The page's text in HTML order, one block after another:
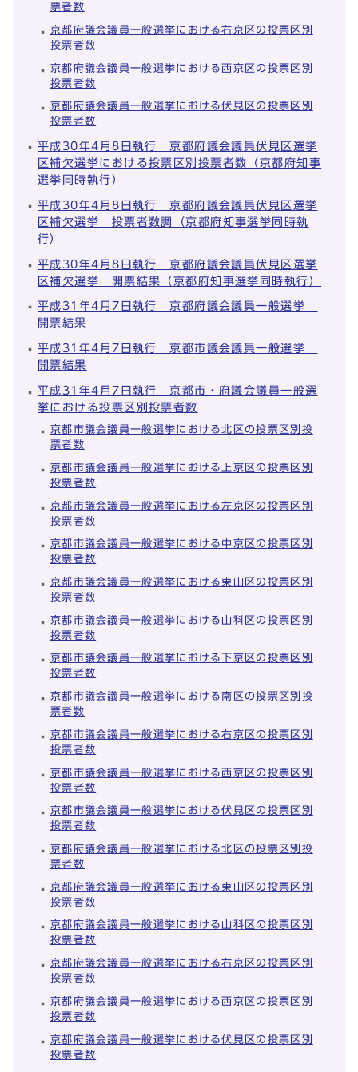
票者数
京都府議会議員一般選挙における右京区の投票区別
投票者数
京都府議会議員一般選挙における西京区の投票区別
投票者数
京都府議会議員一般選挙における伏見区の投票区別
投票者数
平成30年4月8日執行 京都府議会議員伏見区選挙
区補欠選挙における投票区別投票者数（京都府知事
選挙同時執行）
平成30年4月8日執行 京都府議会議員伏見区選挙
区補欠選挙 投票者数調（京都府知事選挙同時執
行）
平成30年4月8日執行 京都府議会議員伏見区選挙
区補欠選挙 開票結果（京都府知事選挙同時執行）
平成31年4月7日執行 京都府議会議員一般選挙
開票結果
平成31年4月7日執行 京都市議会議員一般選挙
開票結果
平成31年4月7日執行 京都市・府議会議員一般選
挙における投票区別投票者数
京都市議会議員一般選挙における北区の投票区別投
票者数
京都市議会議員一般選挙における上京区の投票区別
投票者数
京都市議会議員一般選挙における左京区の投票区別
投票者数
京都市議会議員一般選挙における中京区の投票区別
投票者数
京都市議会議員一般選挙における東山区の投票区別
投票者数
京都市議会議員一般選挙における山科区の投票区別
投票者数
京都市議会議員一般選挙における下京区の投票区別
投票者数
京都市議会議員一般選挙における南区の投票区別投
票者数
京都市議会議員一般選挙における右京区の投票区別
投票者数
京都市議会議員一般選挙における西京区の投票区別
投票者数
京都市議会議員一般選挙における伏見区の投票区別
投票者数
京都府議会議員一般選挙における北区の投票区別投
票者数
京都府議会議員一般選挙における東山区の投票区別
投票者数
京都府議会議員一般選挙における山科区の投票区別
投票者数
京都府議会議員一般選挙における右京区の投票区別
投票者数
京都府議会議員一般選挙における西京区の投票区別
投票者数
京都府議会議員一般選挙における伏見区の投票区別
投票者数